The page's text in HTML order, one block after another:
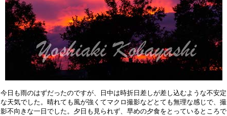
今日も雨のはずだったのですが、日中は時折日差しが差し込むような不安定
な天気でした。晴れても風が強くてマクロ撮影などとても無理な感じで、撮
影不向きな一日でした。夕日も見られず、早めの夕食をとっているところで